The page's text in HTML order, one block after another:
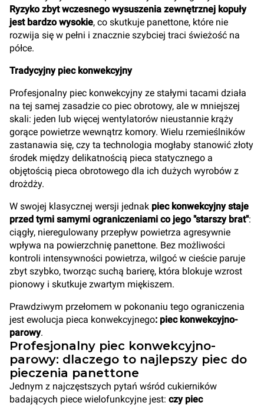
Ryzyko zbyt wczesnego wysuszenia zewnętrznej kopuły
jest bardzo wysokie, co skutkuje panettone, które nie
rozwija się w pełni i znacznie szybciej traci świeżość na
półce.
Tradycyjny piec konwekcyjny
Profesjonalny piec konwekcyjny ze stałymi tacami działa
na tej samej zasadzie co piec obrotowy, ale w mniejszej
skali: jeden lub więcej wentylatorów nieustannie krąży
gorące powietrze wewnątrz komory. Wielu rzemieślników
zastanawia się, czy ta technologia mogłaby stanowić złoty
środek między delikatnością pieca statycznego a
objętością pieca obrotowego dla ich dużych wyrobów z
drożdży.
W swojej klasycznej wersji jednak piec konwekcyjny staje
przed tymi samymi ograniczeniami co jego "starszy brat":
ciągły, nieregulowany przepływ powietrza agresywnie
wpływa na powierzchnię panettone. Bez możliwości
kontroli intensywności powietrza, wilgoć w cieście paruje
zbyt szybko, tworząc suchą barierę, która blokuje wzrost
pionowy i skutkuje zwartym miękiszem.
Prawdziwym przełomem w pokonaniu tego ograniczenia
jest ewolucja pieca konwekcyjnego: piec konwekcyjno-
parowy.
Profesjonalny piec konwekcyjno-
parowy: dlaczego to najlepszy piec do
pieczenia panettone
Jednym z najczęstszych pytań wśród cukierników
badających piece wielofunkcyjne jest: czy piec